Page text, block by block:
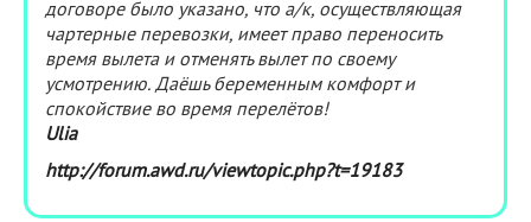
договоре было указано, что а/к, осуществляющая
чартерные перевозки, имеет право переносить
время вылета и отменять вылет по своему
усмотрению. Даёшь беременным комфорт и
спокойствие во время перелётов!
Ulia
http://forum.awd.ru/viewtopic.php?t=19183